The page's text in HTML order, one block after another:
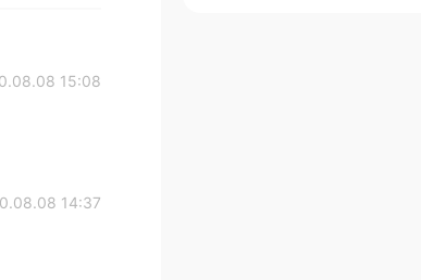
15:08
14:37